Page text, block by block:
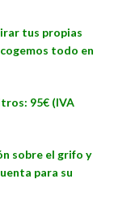
tus propias
todo en
95€ (IVA
sobre el grifo y
para su